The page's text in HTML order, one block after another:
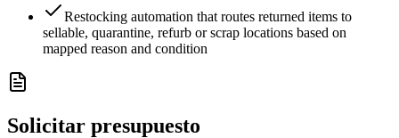
Restocking automation that routes returned items to
sellable, quarantine, refurb or scrap locations based on
mapped reason and condition
Solicitar presupuesto